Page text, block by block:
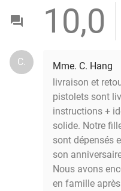
10,0
C.
Mme. C. Hang
livraison et
pistolets sont
instructions +
solide. Notre
sont dépensés
son
Nous avons
en famille